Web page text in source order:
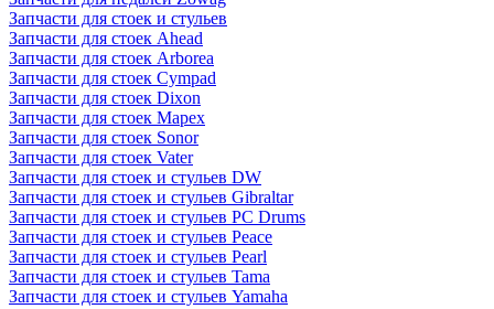
Запчасти для стоек и стульев
Запчасти для стоек Ahead
Запчасти для стоек Arborea
Запчасти для стоек Cympad
Запчасти для стоек Dixon
Запчасти для стоек Mapex
Запчасти для стоек Sonor
Запчасти для стоек Vater
Запчасти для стоек и стульев DW
Запчасти для стоек и стульев Gibraltar
Запчасти для стоек и стульев PC Drums
Запчасти для стоек и стульев Peace
Запчасти для стоек и стульев Pearl
Запчасти для стоек и стульев Tama
Запчасти для стоек и стульев Yamaha